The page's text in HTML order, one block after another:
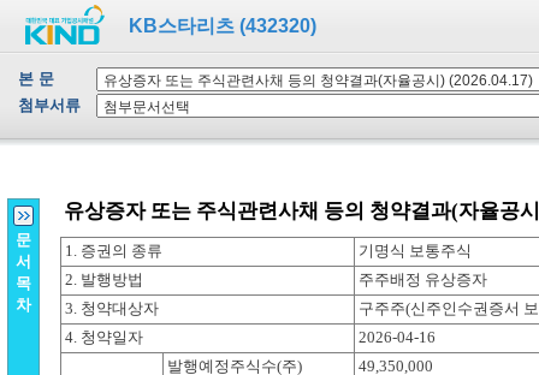
KB스타리츠 (432320)
본 문
첨부서류
문
서
목
차